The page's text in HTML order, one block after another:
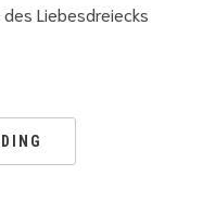
Liebesdreiecks